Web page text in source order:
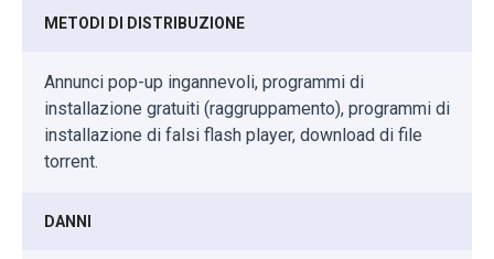
METODI DI DISTRIBUZIONE
Annunci pop-up ingannevoli, programmi di
installazione gratuiti (raggruppamento), programmi di
installazione di falsi flash player, download di file
torrent.
DANNI